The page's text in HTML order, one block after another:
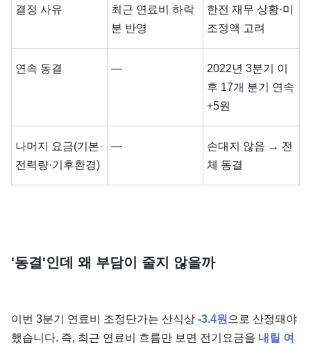
결정 사유
최근 연료비 하락
분 반영
한전 재무 상황·미
조정액 고려
연속 동결 —
2022년 3분기 이
후 17개 분기 연속
+5원
나머지 요금(기본·
전력량·기후환경)
—
손대지 않음 → 전
체 동결
'동결'인데 왜 부담이 줄지 않을까
이번 3분기 연료비 조정단가는 산식상 -3.4원 으로 산정돼야
했습니다. 즉, 최근 연료비 흐름만 보면 전기요금을 내릴 여